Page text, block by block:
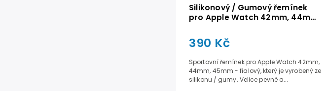
Silikonový / Gumový řemínek
pro Apple Watch 42mm, 44mm,
390 Kč
Sportovní řemínek pro Apple Watch 42mm,
44mm, 45mm - fialový, který je vyrobený ze
silikonu / gumy. Velice pevné a...